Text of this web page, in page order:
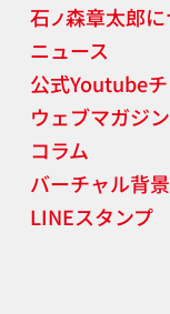
石ノ森章太郎に
ニュース
公式Youtube
ウェブマガジン
コラム
バーチャル背
LINEスタンプ